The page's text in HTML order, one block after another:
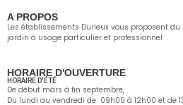
A PROPOS
Les établissements Durieux vous proposent
jardin à usage particulier et professionnel
HORAIRE D'OUVERTURE
HORAIRE D'ÉTÉ
De début mars à fin septembre,
Du lundi au vendredi de 09h00 à 12h00 et de